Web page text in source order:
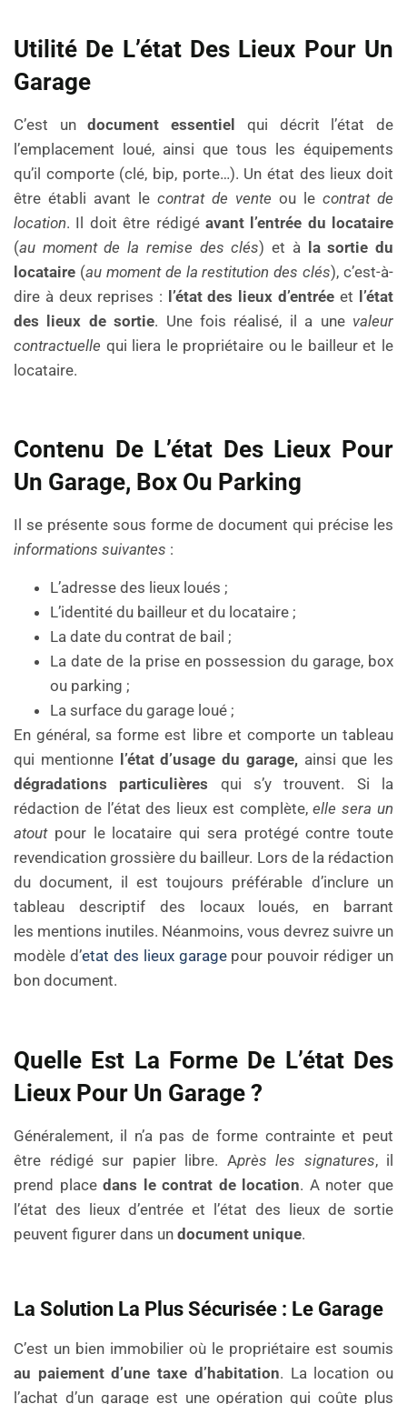
Utilité De L’état Des Lieux Pour Un
Garage
C’est undocument essentiel qui décrit l’état de
l’emplacement loué, ainsi que tous les équipements
qu’il comporte (clé, bip, porte…). Un état des lieux doit
être établi avant le contrat de vente ou le contrat de
location. Il doit être rédigé avant l’entrée du locataire
(au moment de la remise des clés) et à la sortie du
locataire (au moment de la restitution des clés), c’est-à-
dire à deux reprises : l’état des lieux d’entrée et l’état
des lieux de sortie. Une fois réalisé, il a une valeur
contractuelle qui liera le propriétaire ou le bailleur et le
locataire.
Contenu De L’état Des Lieux Pour
Un Garage, Box Ou Parking
Il se présente sous forme de document qui précise les
informations suivantes :
L’adresse des lieux loués ;
L’identité du bailleur et du locataire ;
La date du contrat de bail ;
La date de la prise en possession du garage, box
ou parking ;
La surface du garage loué ;
En général, sa forme est libre et comporte un tableau
qui mentionne l’état d’usage du garage,ainsi que les
dégradations particulières qui s’y trouvent. Si la
rédaction de l’état des lieux est complète,elle sera un
atoutpour le locataire qui sera protégé contre toute
revendication grossière du bailleur. Lors de la rédaction
du document, il est toujours préférable d’inclure un
tableau descriptif des locaux loués, en barrant
les mentions inutiles. Néanmoins, vous devrez suivre un
modèle d’etat des lieux garagepour pouvoir rédiger un
bon document.
Quelle Est La Forme De L’état Des
Lieux Pour Un Garage ?
Généralement, il n’a pas de forme contrainte et peut
être rédigé sur papier libre. Après les signatures, il
prend placedans le contrat de location. A noter que
l’état des lieux d’entrée et l’état des lieux de sortie
peuvent figurer dans un document unique.
La Solution La Plus Sécurisée : Le Garage
C’est un bien immobilier où le propriétaire est soumis
au paiement d’une taxe d’habitation. La location ou
l’achat d’un garage est une opération qui coûte plus